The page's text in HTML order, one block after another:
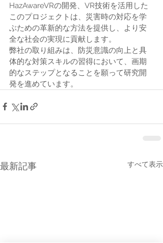
HazAwareVRの開発、VR技術を活用した
このプロジェクトは、災害時の対応を学
ぶための革新的な方法を提供し、より安
全な社会の実現に貢献します。
弊社の取り組みは、防災意識の向上と具
体的な対策スキルの習得において、画期
的なステップとなることを願って研究開
発を進めています。
最新記事 すべて表示